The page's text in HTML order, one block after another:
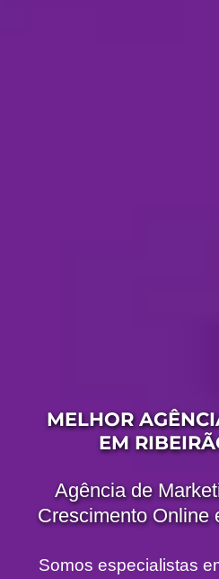
MELHOR
EM
Agência de
Crescimento Online
Somos especialistas